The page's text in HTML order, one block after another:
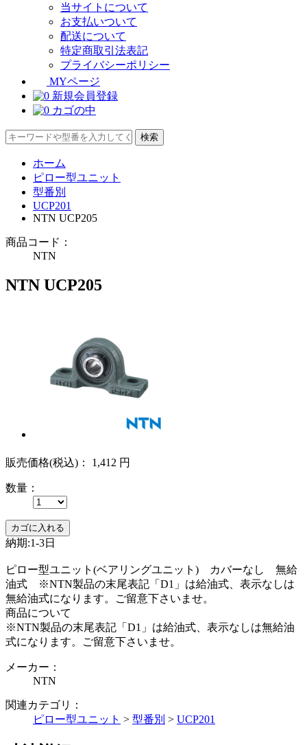
当サイトについて
お支払いついて
配送について
特定商取引法表記
プライバシーポリシー
MYページ
新規会員登録
カゴの中
ホーム
ピロー型ユニット
型番別
UCP201
NTN UCP205
商品コード：
NTN
NTN UCP205
販売価格(税込)： 1,412 円
数量：
納期:1-3日
ピロー型ユニット(ベアリングユニット) カバーなし 無給
油式 ※NTN製品の末尾表記「D1」は給油式、表示なしは
無給油式になります。ご留意下さいませ。
商品について
※NTN製品の末尾表記「D1」は給油式、表示なしは無給油
式になります。ご留意下さいませ。
メーカー：
NTN
関連カテゴリ：
ピロー型ユニット > 型番別 > UCP201